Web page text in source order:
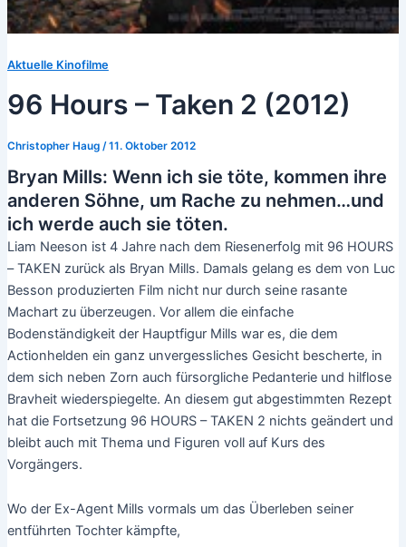
Aktuelle Kinofilme
96 Hours – Taken 2 (2012)
Christopher Haug /11. Oktober 2012
Bryan Mills: Wenn ich sie töte, kommen ihre
anderen Söhne, um Rache zu nehmen…und
ich werde auch sie töten.
Liam Neeson ist 4 Jahre nach dem Riesenerfolg mit 96 HOURS
– TAKEN zurück als Bryan Mills. Damals gelang es dem von Luc
Besson produzierten Film nicht nur durch seine rasante
Machart zu überzeugen. Vor allem die einfache
Bodenständigkeit der Hauptfigur Mills war es, die dem
Actionhelden ein ganz unvergessliches Gesicht bescherte, in
dem sich neben Zorn auch fürsorgliche Pedanterie und hilflose
Bravheit wiederspiegelte. An diesem gut abgestimmten Rezept
hat die Fortsetzung 96 HOURS – TAKEN 2 nichts geändert und
bleibt auch mit Thema und Figuren voll auf Kurs des
Vorgängers.
Wo der Ex-Agent Mills vormals um das Überleben seiner
entführten Tochter kämpfte,